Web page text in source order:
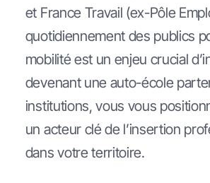
et France Travail (ex-Pôle
quotidiennement des publics
mobilité est un enjeu crucial
devenant une auto-école
institutions, vous vous
un acteur clé de l’insertion
dans votre territoire.